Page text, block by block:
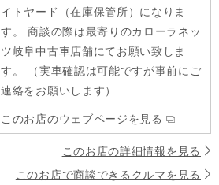
イトヤード（在庫保管所）になりま
す。 商談の際は最寄りのカローラネッ
ツ岐阜中古車店舗にてお願い致しま
す。 （実車確認は可能ですが事前にご
連絡をお願いします）
このお店のウェブページを見る
このお店の詳細情報を見る
このお店で商談できるクルマを見る